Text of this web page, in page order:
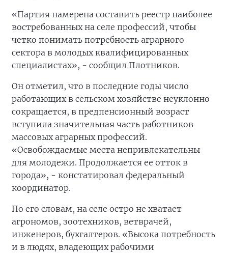
«Партия намерена составить реестр наиболее
востребованных на селе профессий, чтобы
четко понимать потребность аграрного
сектора в молодых квалифицированных
специалистах», - сообщил Плотников.
Он отметил, что в последние годы число
работающих в сельском хозяйстве неуклонно
сокращается, в предпенсионный возраст
вступила значительная часть работников
массовых аграрных профессий.
«Освобождаемые места непривлекательны
для молодежи. Продолжается ее отток в
города», - констатировал федеральный
координатор.
По его словам, на селе остро не хватает
агрономов, зоотехников, ветврачей,
инженеров, бухгалтеров. «Высока потребность
и в людях, владеющих рабочими